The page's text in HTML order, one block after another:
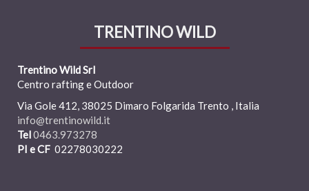
TRENTINO WILD
Trentino Wild Srl
Centro rafting e Outdoor
Via Gole 412, 38025 Dimaro Folgarida Trento , Italia
info@trentinowild.it
Tel0463.973278
PI e CF 02278030222